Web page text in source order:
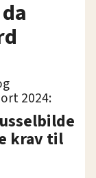
2024:
krav til